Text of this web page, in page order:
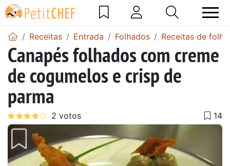
Receitas Entrada Folhados Receitas de
Canapés folhados com creme
de cogumelos e crisp de
parma